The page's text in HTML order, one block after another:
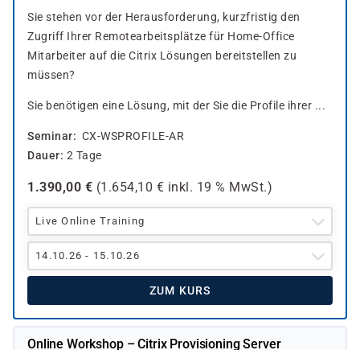
Sie stehen vor der Herausforderung, kurzfristig den
Zugriff Ihrer Remotearbeitsplätze für Home-Office
Mitarbeiter auf die Citrix Lösungen bereitstellen zu
müssen?
Sie benötigen eine Lösung, mit der Sie die Profile ihrer ...
Seminar
CX-WSPROFILE-AR
Dauer 2 Tage
1.390,00 € (1.654,10 € inkl. 19 % MwSt.)
Live Online Training
14.10.26 - 15.10.26
ZUM KURS
Online Workshop – Citrix Provisioning Server